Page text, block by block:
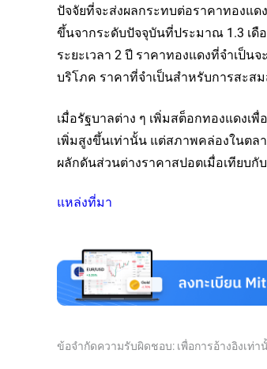
ปัจจัยที่จะส่งผลกระทบต่อราคาทองแ
ขึ้นจากระดับปัจจุบันที่ประมาณ 1.3 เดื
ระยะเวลา 2 ปี ราคาทองแดงที่จำเป็
บริโภค ราคาที่จำเป็นสำหรับการสะส
เมื่อรัฐบาลต่าง ๆ เพิ่มสต็อกทองแดงเ
เพิ่มสูงขึ้นเท่านั้น แต่สภาพคล่องในตล
ผลักดันส่วนต่างราคาสปอตเมื่อเทียบ
แหล่งที่มา
ข้อจำกัดความรับผิดชอบ: เพื่อการอ้างอิงเท่